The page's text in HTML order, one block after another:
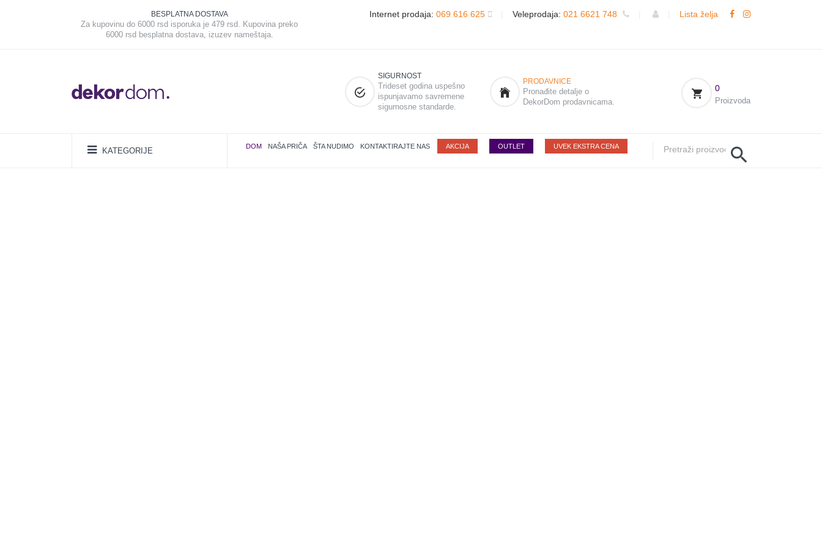
BESPLATNA DOSTAVA
Za kupovinu do 6000 rsd isporuka je 479 rsd. Kupovina preko
6000 rsd besplatna dostava, izuzev nameštaja.
Internet prodaja: 069 616 625 Veleprodaja: 021 6621 748 Lista želja
SIGURNOST
Trideset godina uspešno
ispunjavamo savremene
sigurnosne standarde.
PRODAVNICE
Pronađite detalje o
DekorDom prodavnicama.
0
Proizvoda
KATEGORIJE DOM NAŠA PRIČA ŠTA NUDIMO KONTAKTIRAJTE NAS AKCIJA OUTLET UVEK EKSTRA CENA